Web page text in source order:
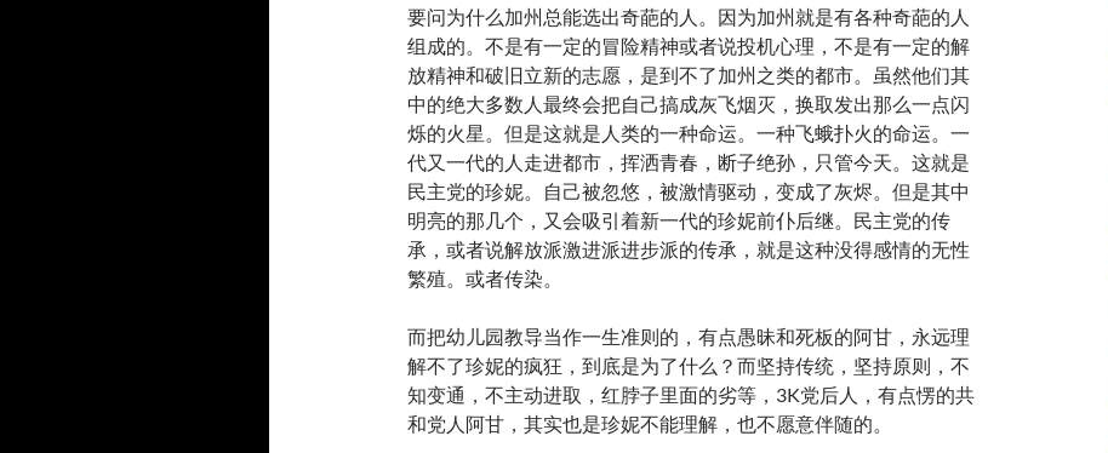
要问为什么加州总能选出奇葩的人。因为加州就是有各种奇葩的人
组成的。不是有一定的冒险精神或者说投机心理，不是有一定的解
放精神和破旧立新的志愿，是到不了加州之类的都市。虽然他们其
中的绝大多数人最终会把自己搞成灰飞烟灭，换取发出那么一点闪
烁的火星。但是这就是人类的一种命运。一种飞蛾扑火的命运。一
代又一代的人走进都市，挥洒青春，断子绝孙，只管今天。这就是
民主党的珍妮。自己被忽悠，被激情驱动，变成了灰烬。但是其中
明亮的那几个，又会吸引着新一代的珍妮前仆后继。民主党的传
承，或者说解放派激进派进步派的传承，就是这种没得感情的无性
繁殖。或者传染。
而把幼儿园教导当作一生准则的，有点愚昧和死板的阿甘，永远理
解不了珍妮的疯狂，到底是为了什么？而坚持传统，坚持原则，不
知变通，不主动进取，红脖子里面的劣等，3K党后人，有点愣的共
和党人阿甘，其实也是珍妮不能理解，也不愿意伴随的。